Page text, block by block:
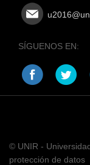
SÍGUENOS EN:
© UNIR -
protección de datos